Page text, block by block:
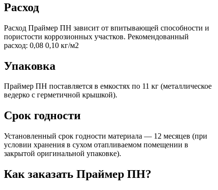
Расход
Расход Праймер ПН зависит от впитывающей способности и
пористости коррозионных участков. Рекомендованный
расход: 0,08 0,10 кг/м2
Упаковка
Праймер ПН поставляется в емкостях по 11 кг (металлическое
ведерко с герметичной крышкой).
Срок годности
Установленный срок годности материала — 12 месяцев (при
условии хранения в сухом отапливаемом помещении в
закрытой оригинальной упаковке).
Как заказать Праймер ПН?